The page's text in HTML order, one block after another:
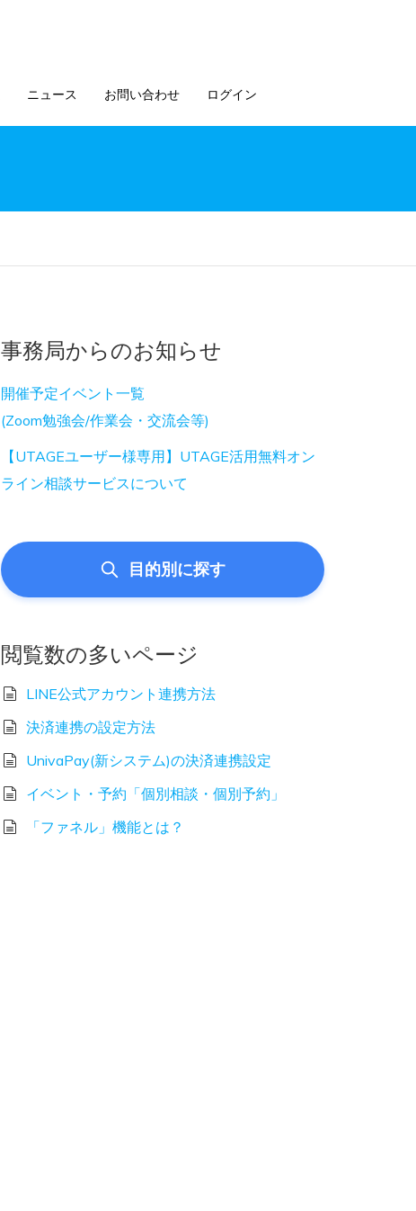
ニュース お問い合わせ ログイン
事務局からのお知らせ
開催予定イベント一覧
(Zoom勉強会/作業会・交流会等)
【UTAGEユーザー様専用】UTAGE活用無料オン
ライン相談サービスについて
目的別に探す
閲覧数の多いページ
LINE公式アカウント連携方法
決済連携の設定方法
UnivaPay(新システム)の決済連携設定
イベント・予約「個別相談・個別予約」
「ファネル」機能とは？